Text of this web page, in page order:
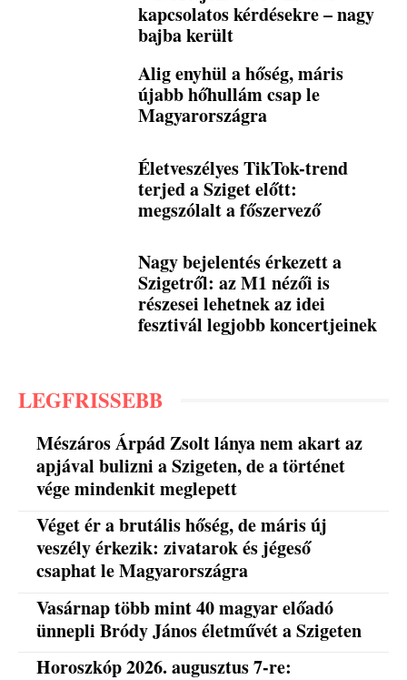
kapcsolatos kérdésekre – nagy
bajba került
Alig enyhül a hőség, máris
újabb hőhullám csap le
Magyarországra
Életveszélyes TikTok-trend
terjed a Sziget előtt:
megszólalt a főszervező
Nagy bejelentés érkezett a
Szigetről: az M1 nézői is
részesei lehetnek az idei
fesztivál legjobb koncertjeinek
LEGFRISSEBB
Mészáros Árpád Zsolt lánya nem akart az
apjával bulizni a Szigeten, de a történet
vége mindenkit meglepett
Véget ér a brutális hőség, de máris új
veszély érkezik: zivatarok és jégeső
csaphat le Magyarországra
Vasárnap több mint 40 magyar előadó
ünnepli Bródy János életművét a Szigeten
Horoszkóp 2026. augusztus 7-re: